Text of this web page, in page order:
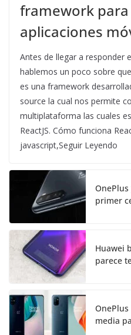
framework
aplicaciones
Antes de llegar a responder
hablemos un poco sobre
es una framework
source la cual nos permite
multiplataforma las cuales
ReactJS. Cómo funciona
javascript,Seguir Leyendo
primer
Huawei
parece
media